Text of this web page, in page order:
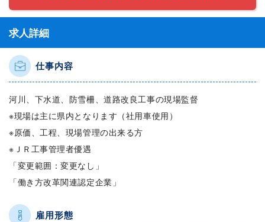
求人詳細
仕事内容
河川、下水道、防雪柵、道路改良工事の現場監督
※現場は主に県内となります（社用車使用）
※原価、工程、現場管理の出来る方
※ＪＲ工事管理者優遇
「変更範囲：変更なし」
「働き方改革関連認定企業」
雇用形態